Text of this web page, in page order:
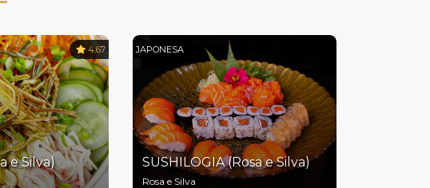
4.67
e Silva)
JAPONESA
SUSHILOGIA (Rosa e Silva)
Rosa e Silva